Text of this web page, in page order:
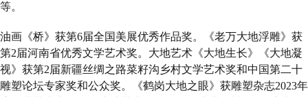
等。
油画《桥》获第6届全国美展优秀作品奖。《老万大地浮雕》获
第2届河南省优秀文学艺术奖。大地艺术《大地生长》《大地凝
视》获第2届新疆丝绸之路菜籽沟乡村文学艺术奖和中国第二十
雕塑论坛专家奖和公众奖。《鹤岗大地之眼》获雕塑杂志2023年